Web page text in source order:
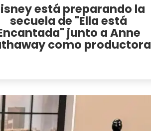
está preparando la
secuela de "Ella está
junto a Anne
como productora